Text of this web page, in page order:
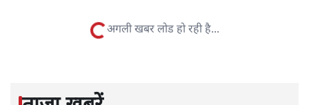
संस्कृति और भाषा पर उनकी दृष्टि गहरी और साफ़ है। उनकी शैली—